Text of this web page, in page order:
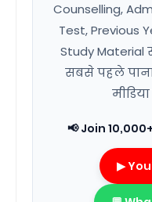
Counselling,
Test, Previous
Study Material
सबसे पहले
📢 Join
▶